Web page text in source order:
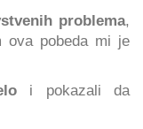
problema,
ova pobeda mi je
i pokazali da